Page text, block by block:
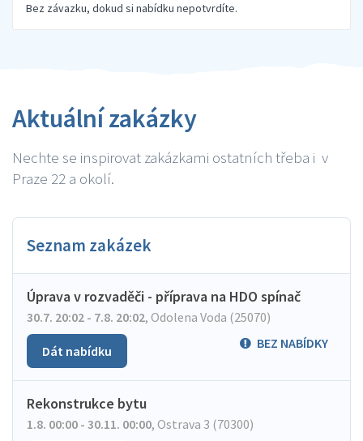
Bez závazku, dokud si nabídku nepotvrdíte.
Aktuální zakázky
Nechte se inspirovat zakázkami ostatních třeba i v
Praze 22 a okolí.
Seznam zakázek
Úprava v rozvaděči - příprava na HDO spínač
30.7. 20:02 - 7.8. 20:02, Odolena Voda (25070)
BEZ NABÍDKY
Dát nabídku
Rekonstrukce bytu
1.8. 00:00 - 30.11. 00:00, Ostrava 3 (70300)